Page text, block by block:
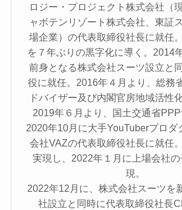
ロジー・プロジェクト株式会社（
ャボテンリゾート株式会社、東証
場企業）の代表取締役社長に就任
を７年ぶりの黒字化に導く。2014
前身となる株式会社スーツ設立と
役に就任。2016年４月より、総務
ドバイザー及び内閣官房地域活性
2019年６月より、国土交通省PPP
2020年10月に大手YouTuberプロダ
会社VAZの代表取締役社長に就任
実現し、2022年１月に上場会社
現。
2022年12月に、株式会社スーツを
社設立と同時に代表取締役社長